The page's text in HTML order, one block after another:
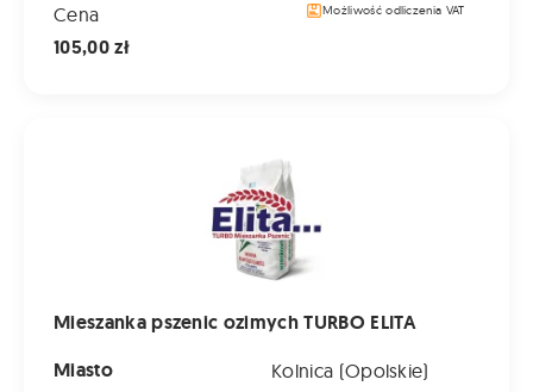
Cena
105,00 zł
Możliwość odliczenia VAT
Mieszanka pszenic ozimych TURBO ELITA
Miasto
Kolnica (Opolskie)